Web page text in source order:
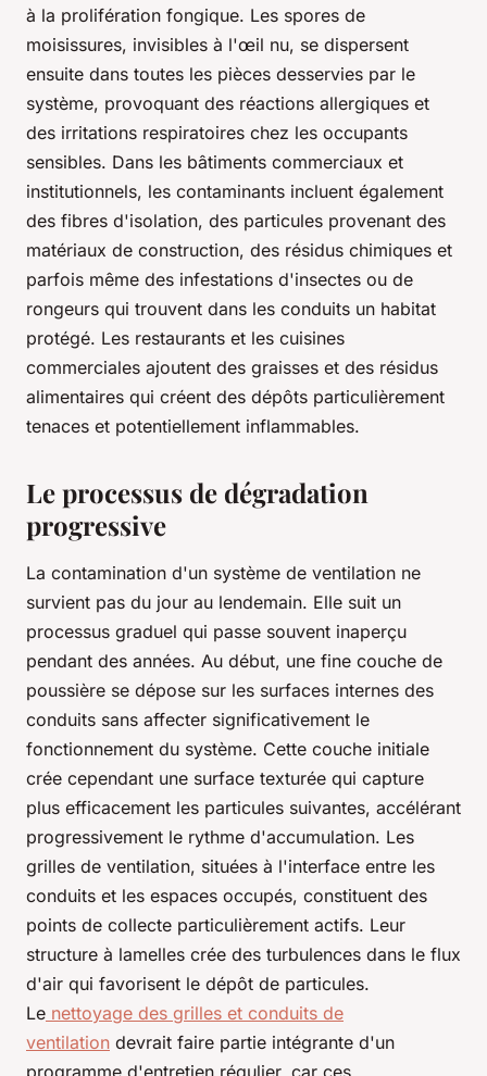
à la prolifération fongique. Les spores de
moisissures, invisibles à l'œil nu, se dispersent
ensuite dans toutes les pièces desservies par le
système, provoquant des réactions allergiques et
des irritations respiratoires chez les occupants
sensibles. Dans les bâtiments commerciaux et
institutionnels, les contaminants incluent également
des fibres d'isolation, des particules provenant des
matériaux de construction, des résidus chimiques et
parfois même des infestations d'insectes ou de
rongeurs qui trouvent dans les conduits un habitat
protégé. Les restaurants et les cuisines
commerciales ajoutent des graisses et des résidus
alimentaires qui créent des dépôts particulièrement
tenaces et potentiellement inflammables.
Le processus de dégradation
progressive
La contamination d'un système de ventilation ne
survient pas du jour au lendemain. Elle suit un
processus graduel qui passe souvent inaperçu
pendant des années. Au début, une fine couche de
poussière se dépose sur les surfaces internes des
conduits sans affecter significativement le
fonctionnement du système. Cette couche initiale
crée cependant une surface texturée qui capture
plus efficacement les particules suivantes, accélérant
progressivement le rythme d'accumulation. Les
grilles de ventilation, situées à l'interface entre les
conduits et les espaces occupés, constituent des
points de collecte particulièrement actifs. Leur
structure à lamelles crée des turbulences dans le flux
d'air qui favorisent le dépôt de particules.
Le nettoyage des grilles et conduits de
ventilation devrait faire partie intégrante d'un